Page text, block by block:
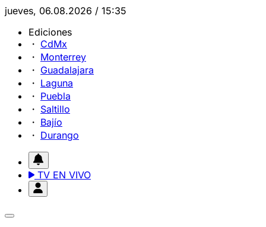
jueves, 06.08.2026 / 15:35
Ediciones
CdMx
Monterrey
Guadalajara
Laguna
Puebla
Saltillo
Bajío
Durango
TV EN VIVO